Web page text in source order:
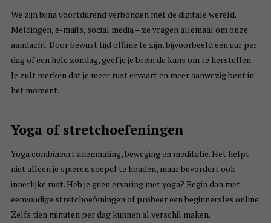
We zijn bijna voortdurend verbonden met de digitale wereld.
Meldingen, e-mails, social media – ze vragen allemaal om onze
aandacht. Door bewust tijd offline te zijn, bijvoorbeeld een uur per
dag of een hele zondag, geef je je brein de kans om te herstellen.
Je zult merken dat je meer rust ervaart én meer aanwezig bent in
het moment.
Yoga of stretchoefeningen
Yoga combineert ademhaling, beweging en meditatie. Het helpt
niet alleen je spieren soepel te houden, maar bevordert ook
innerlijke rust. Heb je geen ervaring met yoga? Begin dan met
eenvoudige stretchoefeningen of probeer een beginnersles online.
Zelfs tien minuten per dag kunnen al verschil maken.